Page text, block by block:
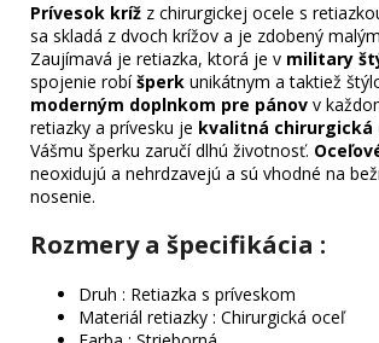
Prívesok kríž z chirurgickej ocele s
sa skladá z dvoch krížov a je zdobený
Zaujímavá je retiazka, ktorá je v military
spojenie robíšperk unikátnym a taktiež
moderným doplnkom pre pánov v
retiazky a prívesku je kvalitná chirurgická
Vášmu šperku zaručí dlhú životnosť.
neoxidujú a nehrdzavejú a sú vhodné na
nosenie.
Rozmery a špecifikácia :
Druh : Retiazka s príveskom
Materiál retiazky : Chirurgická oceľ